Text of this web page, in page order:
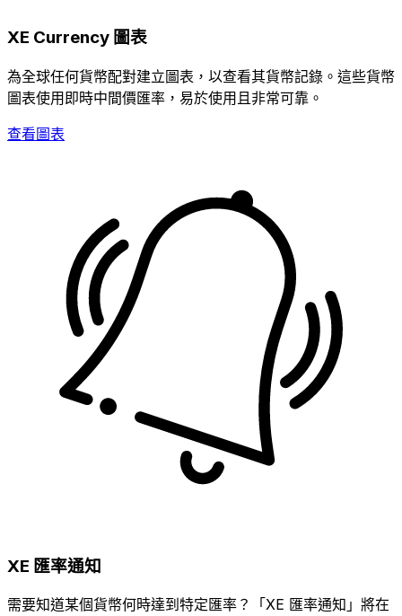
XE Currency 圖表
為全球任何貨幣配對建立圖表，以查看其貨幣記錄。這些貨幣
圖表使用即時中間價匯率，易於使用且非常可靠。
查看圖表
XE 匯率通知
需要知道某個貨幣何時達到特定匯率？「XE 匯率通知」將在